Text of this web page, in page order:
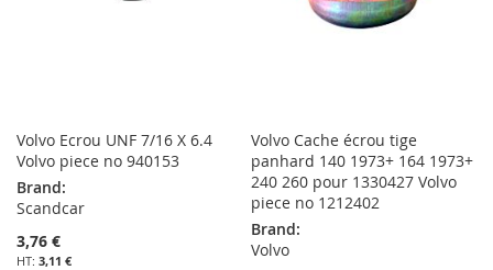
Volvo Ecrou UNF 7/16 X 6.4
Volvo piece no 940153
Brand:
Scandcar
3,76 €
3,11 €
Volvo Cache écrou tige
panhard 140 1973+ 164 1973+
240 260 pour 1330427 Volvo
piece no 1212402
Brand:
Volvo